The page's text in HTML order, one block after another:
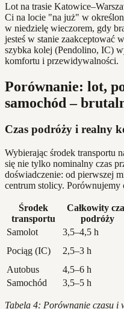
Lot na trasie
Ci na locie "na już" w
w niedzielę wieczorem, gdy
jesteś w stanie zaakceptować
szybka kolej (Pendolino, IC)
komfortu i przewidywalności.
Porównanie: lot,
samochód –
Czas podróży i realny
Wybierając środek transportu
się nie tylko nominalny czas
doświadczenie: od pierwszej
centrum stolicy. Porównujemy
Środek
transportu
Całkowity
podróży
Samolot
3,5–4,5 h
Pociąg (IC)
2,5–3 h
Autobus
4,5–6 h
Samochód
3,5–5 h
Tabela 4: Porównanie czasu i